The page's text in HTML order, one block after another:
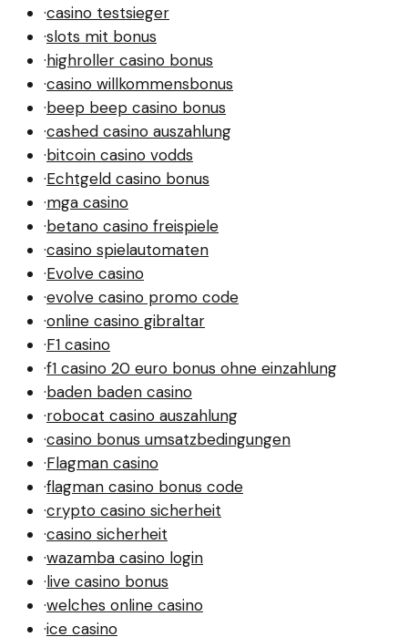
·casino testsieger
·slots mit bonus
·highroller casino bonus
·casino willkommensbonus
·beep beep casino bonus
·cashed casino auszahlung
·bitcoin casino vodds
·Echtgeld casino bonus
·mga casino
·betano casino freispiele
·casino spielautomaten
·Evolve casino
·evolve casino promo code
·online casino gibraltar
·F1 casino
·f1 casino 20 euro bonus ohne einzahlung
·baden baden casino
·robocat casino auszahlung
·casino bonus umsatzbedingungen
·Flagman casino
·flagman casino bonus code
·crypto casino sicherheit
·casino sicherheit
·wazamba casino login
·live casino bonus
·welches online casino
·ice casino